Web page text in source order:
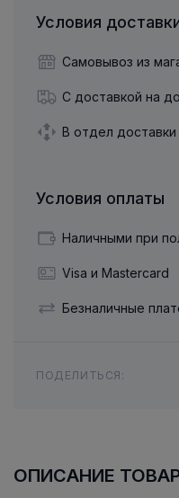
Условия
Самовывоз из
С доставкой на
В отдел доставки
Условия оплаты
Наличными при
Visa и Mastercard
Безналичные
ПОДЕЛИТЬСЯ:
ОПИСАНИЕ